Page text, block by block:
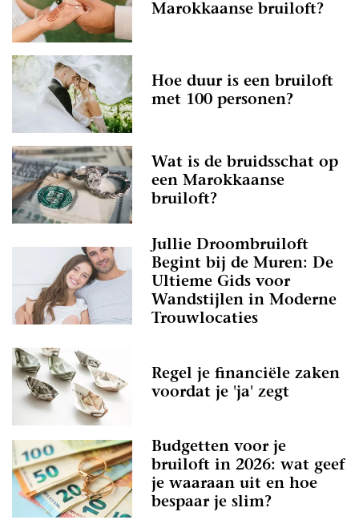
Marokkaanse bruiloft?
Hoe duur is een bruiloft
met 100 personen?
Wat is de bruidsschat op
een Marokkaanse
bruiloft?
Jullie Droombruiloft
Begint bij de Muren: De
Ultieme Gids voor
Wandstijlen in Moderne
Trouwlocaties
Regel je financiële zaken
voordat je 'ja' zegt
Budgetten voor je
bruiloft in 2026: wat geef
je waaraan uit en hoe
bespaar je slim?